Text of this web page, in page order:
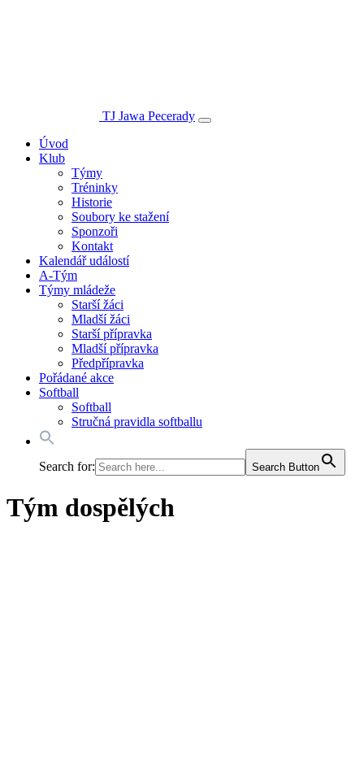
TJ Jawa Pecerady
Úvod
Klub
Týmy
Tréninky
Historie
Soubory ke stažení
Sponzoři
Kontakt
Kalendář událostí
A-Tým
Týmy mládeže
Starší žáci
Mladší žáci
Starší přípravka
Mladší přípravka
Předpřípravka
Pořádané akce
Softball
Softball
Stručná pravidla softballu
Search for: Search Button
Tým dospělých